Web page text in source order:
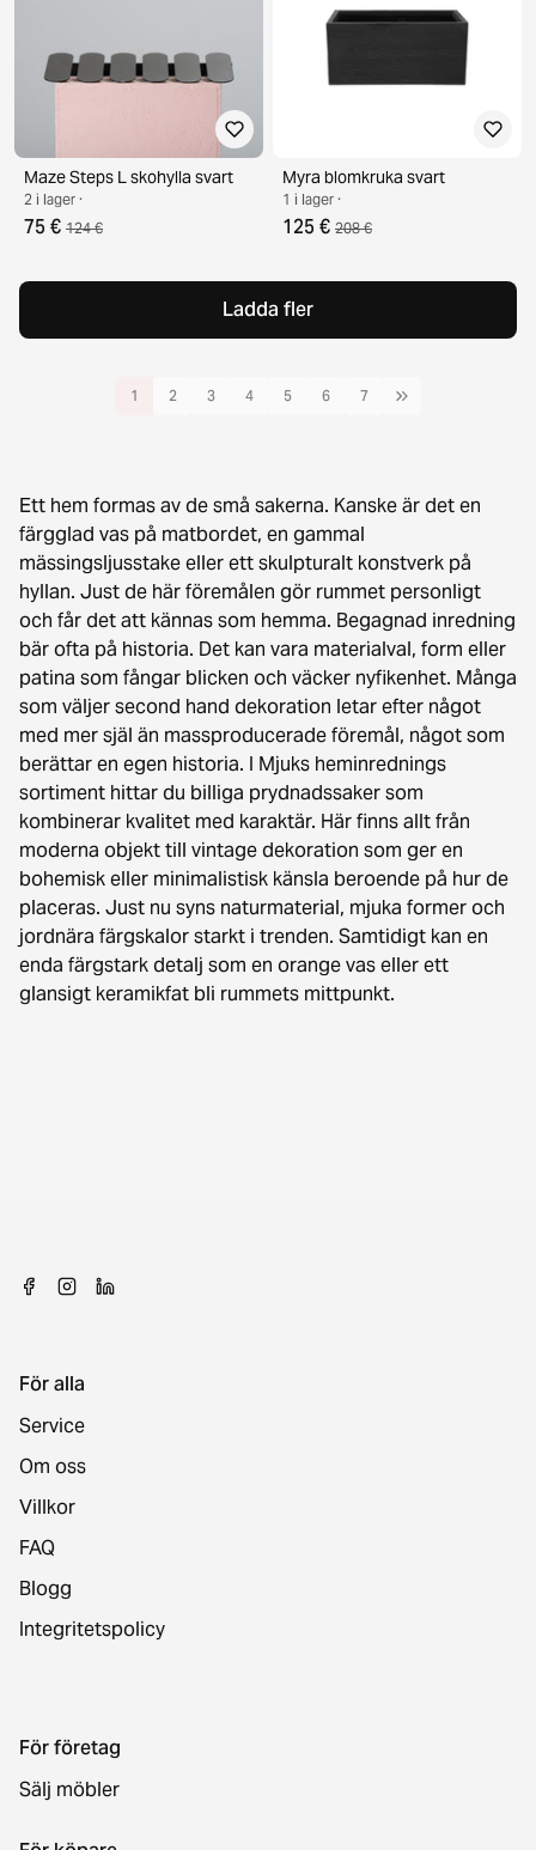
Maze Steps L skohylla svart
2 i lager ·
75 € 124 €
Myra blomkruka svart
1 i lager ·
125 € 208 €
Ladda fler
1 2 3 4 5 6 7
Ett hem formas av de små sakerna. Kanske är det en
färgglad vas på matbordet, en gammal
mässingsljusstake eller ett skulpturalt konstverk på
hyllan. Just de här föremålen gör rummet personligt
och får det att kännas som hemma. Begagnad inredning
bär ofta på historia. Det kan vara materialval, form eller
patina som fångar blicken och väcker nyfikenhet. Många
som väljer second hand dekoration letar efter något
med mer själ än massproducerade föremål, något som
berättar en egen historia. I Mjuks heminrednings
sortiment hittar du billiga prydnadssaker som
kombinerar kvalitet med karaktär. Här finns allt från
moderna objekt till vintage dekoration som ger en
bohemisk eller minimalistisk känsla beroende på hur de
placeras. Just nu syns naturmaterial, mjuka former och
jordnära färgskalor starkt i trenden. Samtidigt kan en
enda färgstark detalj som en orange vas eller ett
glansigt keramikfat bli rummets mittpunkt.
För alla
Service
Om oss
Villkor
FAQ
Blogg
Integritetspolicy
För företag
Sälj möbler